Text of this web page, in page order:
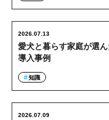
愛犬と暮らす家庭が選
導入事例
2026.07.13
知識
2026.07.09